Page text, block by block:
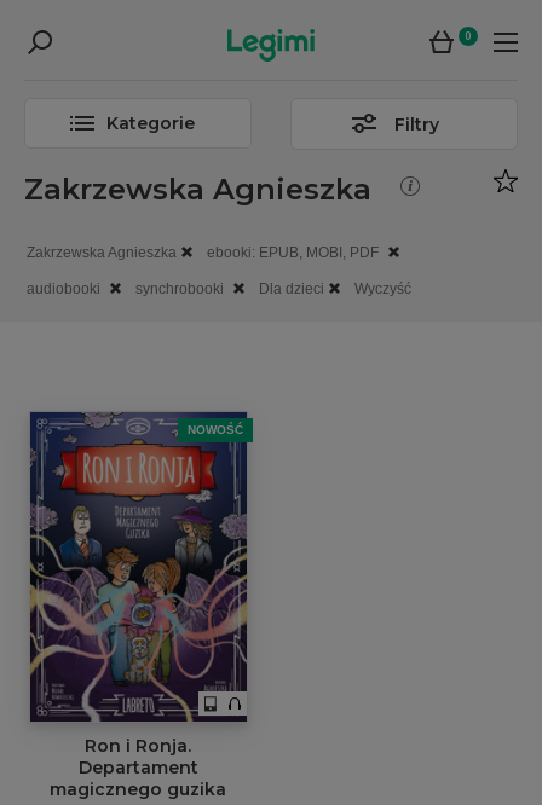
0
Kategorie Filtry
Zakrzewska Agnieszka
Zakrzewska Agnieszka ebooki: EPUB, MOBI, PDF
audiobooki synchrobooki Dla dzieci Wyczyść
NOWOŚĆ
Ron i Ronja.
Departament
magicznego guzika